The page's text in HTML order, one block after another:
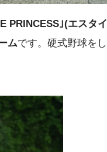
PRINCESS｣(エスタ
ムです。硬式野球を